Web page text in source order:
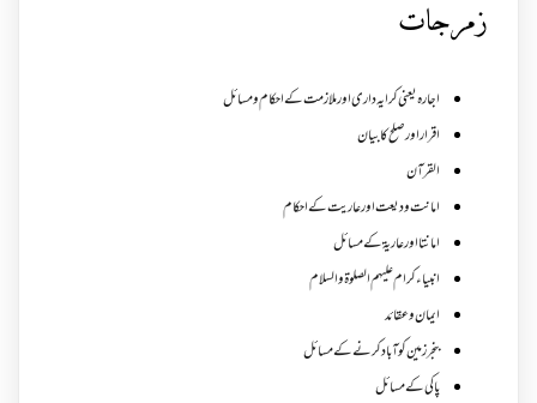
زمرجات
اجارہ یعنی کرایہ داری اور ملازمت کے احکام و مسائل
اقرار اور صلح کا بیان
القرآن
امانت ودیعت اورعاریت کے احکام
امانتا اور عاریة کے مسائل
انبیاء کرام علیہم الصلوۃ والسلام
ایمان وعقائد
بنجر زمین کو آباد کرنے کے مسائل
پاکی کے مسائل